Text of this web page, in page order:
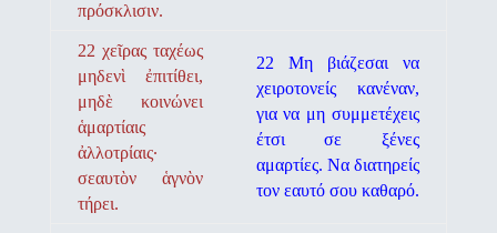
πρόσκλισιν.
22 χεῖρας ταχέως
μηδενὶ ἐπιτίθει,
μηδὲ κοινώνει
ἁμαρτίαις
ἀλλοτρίαις·
σεαυτὸν ἁγνὸν
τήρει.
22 Μη βιάζεσαι να
χειροτονείς κανέναν,
για να μη συμμετέχεις
έτσι σε ξένες
αμαρτίες. Να διατηρείς
τον εαυτό σου καθαρό.